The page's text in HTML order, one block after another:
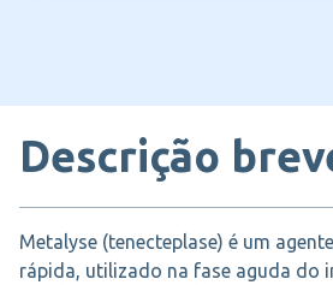
Descrição
Metalyse (tenecteplase) é um
rápida, utilizado na fase aguda do